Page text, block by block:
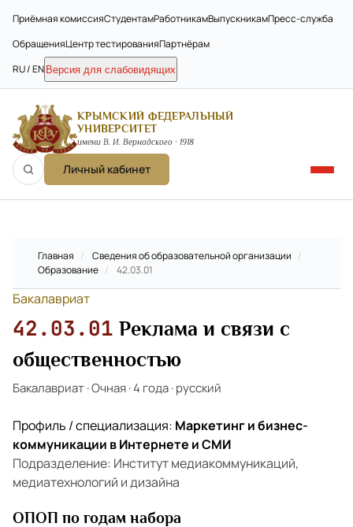
Приёмная комиссияСтудентамРаботникамВыпускникамПресс-служба
ОбращенияЦентр тестированияПартнёрам
RU / EN Версия для слабовидящих
КРЫМСКИЙ ФЕДЕРАЛЬНЫЙ
УНИВЕРСИТЕТ
имени В. И. Вернадского · 1918
Личный кабинет
Главная / Сведения об образовательной организации /
Образование / 42.03.01
Бакалавриат
42.03.01 Реклама и связи с
общественностью
Бакалавриат·Очная·4 года·русский
Профиль / специализация: Маркетинг и бизнес-
коммуникации в Интернете и СМИ
Подразделение: Институт медиакоммуникаций,
медиатехнологий и дизайна
ОПОП по годам набора